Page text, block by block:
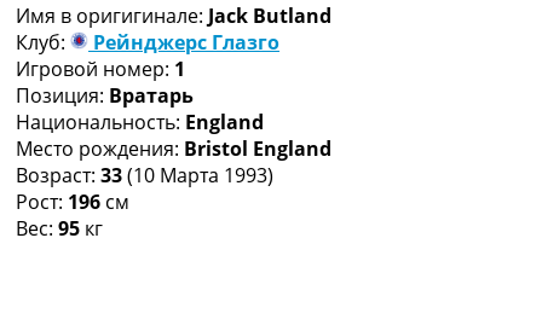
Другие Турниры >>>
Таблицы
Таблицы групп Чемпионата Мира
Украина. Премьер-Лига
Украина. Первая Лига
Лига Чемпионов. Таблицы групп
Англия. Премьер-Лига
Испания. Ла Лига
Имя в оригигинале: Jack Butland
Клуб:
Рейнджерс Глазго
Игровой номер: 1
Позиция: Вратарь
Национальность: England
Место рождения: Bristol England
Возраст: 33(10 Марта 1993)
Рост: 196 см
Вес: 95 кг